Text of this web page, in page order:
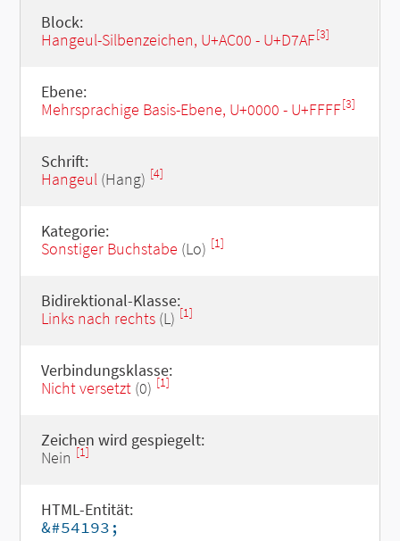
Block:
Hangeul-Silbenzeichen, U+AC00 - U+D7AF[3]
Ebene:
Mehrsprachige Basis-Ebene, U+0000 - U+FFFF[3]
Schrift:
Hangeul(Hang) [4]
Kategorie:
Sonstiger Buchstabe (Lo) [1]
Bidirektional-Klasse:
Links nach rechts(L) [1]
Verbindungsklasse:
Nicht versetzt(0) [1]
Zeichen wird gespiegelt:
Nein [1]
HTML-Entität:
&#54193;